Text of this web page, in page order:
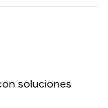
soluciones